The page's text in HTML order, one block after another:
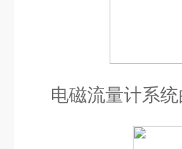
电磁流量计系